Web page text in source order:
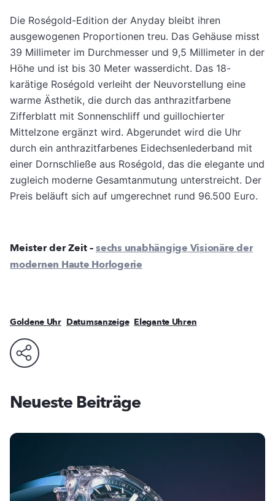
Die Roségold-Edition der Anyday bleibt ihren
ausgewogenen Proportionen treu. Das Gehäuse misst
39 Millimeter im Durchmesser und 9,5 Millimeter in der
Höhe und ist bis 30 Meter wasserdicht. Das 18-
karätige Roségold verleiht der Neuvorstellung eine
warme Ästhetik, die durch das anthrazitfarbene
Zifferblatt mit Sonnenschliff und guillochierter
Mittelzone ergänzt wird. Abgerundet wird die Uhr
durch ein anthrazitfarbenes Eidechsenlederband mit
einer Dornschließe aus Roségold, das die elegante und
zugleich moderne Gesamtanmutung unterstreicht. Der
Preis beläuft sich auf umgerechnet rund 96.500 Euro.
Meister der Zeit –sechs unabhängige Visionäre der
modernen Haute Horlogerie
Goldene Uhr Datumsanzeige Elegante Uhren
Neueste Beiträge